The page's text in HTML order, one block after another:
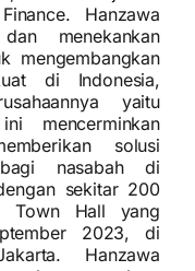
Hanzawa
menekankan
mengembangkan
di Indonesia,
yaitu
mencerminkan
solusi
nasabah di
sekitar 200
Town Hall yang
2023, di
Hanzawa